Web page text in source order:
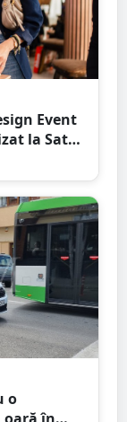
Event
la Satu
o